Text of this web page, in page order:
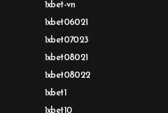
1xbet-vn
1xbet06021
1xbet07023
1xbet08021
1xbet08022
1xbet1
1xbet10